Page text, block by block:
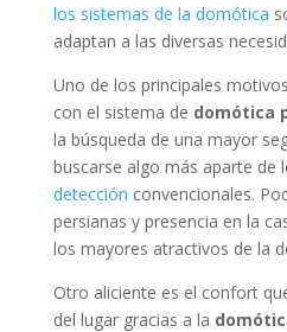
los sistemas de la domótica
adaptan a las diversas
Uno de los principales
con el sistema de domótica
la búsqueda de una mayor
buscarse algo más aparte de
detección convencionales.
persianas y presencia en la
los mayores atractivos de la
Otro aliciente es el confort
del lugar gracias a la